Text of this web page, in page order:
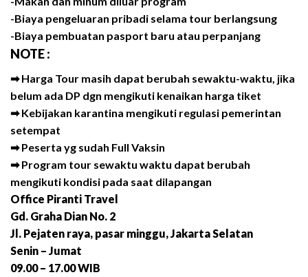
-Biaya pengeluaran pribadi selama tour berlangsung
-Biaya pembuatan pasport baru atau perpanjang
NOTE :
➡ Harga Tour masih dapat berubah sewaktu-waktu, jika
belum ada DP dgn mengikuti kenaikan harga tiket
➡ Kebijakan karantina mengikuti regulasi pemerintan
setempat
➡ Peserta yg sudah Full Vaksin
➡ Program tour sewaktu waktu dapat berubah
mengikuti kondisi pada saat dilapangan
Office Piranti Travel
Gd. Graha Dian No. 2
Jl. Pejaten raya, pasar minggu, Jakarta Selatan
Senin – Jumat
09.00 – 17.00 WIB